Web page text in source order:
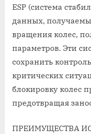
ESP (система
данных,
вращения колес,
параметров. Эти
сохранить
критических
блокировку колес
предотвращая
ПРЕИМУЩЕСТВА